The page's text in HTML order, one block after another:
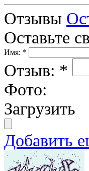
Отзывы
Оставьте
Имя: *
Отзыв: *
Фото:
Загрузить
Добавить